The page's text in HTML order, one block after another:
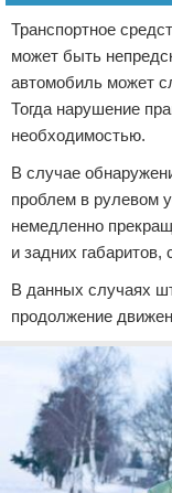
Транспортное
может быть
автомобиль может
Тогда нарушение
необходимостью.
В случае
проблем в рулевом
немедленно
и задних габаритов,
В данных случаях
продолжение